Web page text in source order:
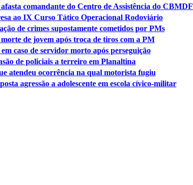
comandante do Centro de Assistência do CBMDF
ao IX Curso Tático Operacional Rodoviário
de crimes supostamente cometidos por PMs
de jovem após troca de tiros com a PM
caso de servidor morto após perseguição
de policiais a terreiro em Planaltina
atendeu ocorrência na qual motorista fugiu
agressão a adolescente em escola cívico-militar